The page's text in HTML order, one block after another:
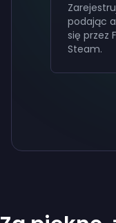
podając
się przez
Steam.